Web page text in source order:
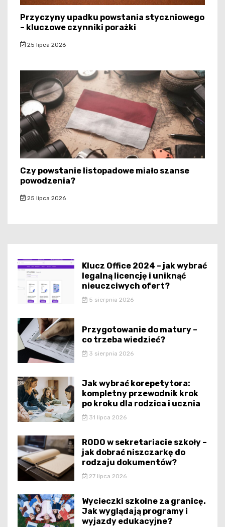
Przyczyny upadku powstania styczniowego
– kluczowe czynniki porażki
25 lipca 2026
Czy powstanie listopadowe miało szanse
powodzenia?
25 lipca 2026
Klucz Office 2024 – jak wybrać
legalną licencję i uniknąć
nieuczciwych ofert?
5 sierpnia 2026
Przygotowanie do matury –
co trzeba wiedzieć?
3 sierpnia 2026
Jak wybrać korepetytora:
kompletny przewodnik krok
po kroku dla rodzica i ucznia
31 lipca 2026
RODO w sekretariacie szkoły –
jak dobrać niszczarkę do
rodzaju dokumentów?
27 lipca 2026
Wycieczki szkolne za granicę.
Jak wyglądają programy i
wyjazdy edukacyjne?